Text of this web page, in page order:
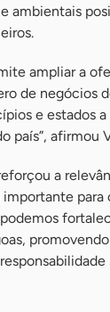
ambientais
ampliar a
de negócios
e estados
país”, afirmou
a
importante